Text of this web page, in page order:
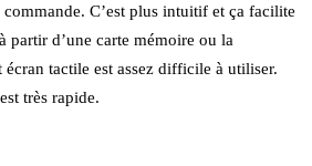
C’est plus intuitif et ça facilite
partir d’une carte mémoire ou la
tactile est assez difficile à utiliser.
très rapide.